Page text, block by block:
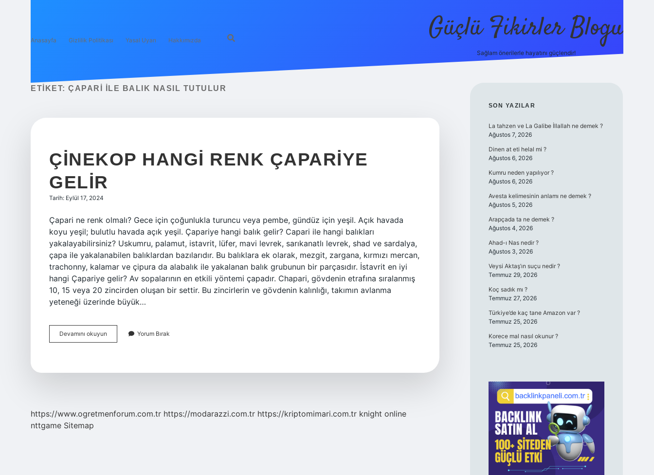
Anasayfa Gizlilik Politikası Yasal Uyarı Hakkımızda Güçlü Fikirler Blogu
Sağlam önerilerle hayatını güçlendir!
ETIKET: ÇAPARI ILE BALIK NASIL TUTULUR
ÇINEKOP HANGI RENK ÇAPARIYE
GELIR
Tarih: Eylül 17, 2024
Çapari ne renk olmalı? Gece için çoğunlukla turuncu veya pembe, gündüz için yeşil. Açık havada
koyu yeşil; bulutlu havada açık yeşil. Çapariye hangi balık gelir? Capari ile hangi balıkları
yakalayabilirsiniz? Uskumru, palamut, istavrit, lüfer, mavi levrek, sarıkanatlı levrek, shad ve sardalya,
çapa ile yakalanabilen balıklardan bazılarıdır. Bu balıklara ek olarak, mezgit, zargana, kırmızı mercan,
trachonny, kalamar ve çipura da alabalık ile yakalanan balık grubunun bir parçasıdır. İstavrit en iyi
hangi Çapariye gelir? Av sopalarının en etkili yöntemi çapadır. Chapari, gövdenin etrafına sıralanmış
10, 15 veya 20 zincirden oluşan bir settir. Bu zincirlerin ve gövdenin kalınlığı, takımın avlanma
yeteneği üzerinde büyük…
Devamını okuyun Çinekop
Hangi
Yorum Bırak
https://www.ogretmenforum.com.tr https://modarazzi.com.tr https://kriptomimari.com.tr knight online
nttgame Sitemap
SIDEBAR
SON YAZILAR
La tahzen ve La Galibe İllallah ne demek ?
Ağustos 7, 2026
Dinen at eti helal mi ?
Ağustos 6, 2026
Kumru neden yapılıyor ?
Ağustos 6, 2026
Avesta kelimesinin anlamı ne demek ?
Ağustos 5, 2026
Arapçada ta ne demek ?
Ağustos 4, 2026
Ahad-ı Nas nedir ?
Ağustos 3, 2026
Veysi Aktaş’ın suçu nedir ?
Temmuz 29, 2026
Koç sadık mı ?
Temmuz 27, 2026
Türkiye’de kaç tane Amazon var ?
Temmuz 25, 2026
Korece mal nasıl okunur ?
Temmuz 25, 2026